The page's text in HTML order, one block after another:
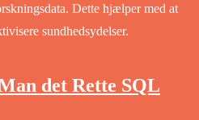
Dette hjælper med at
sundhedsydelser.
det Rette SQL